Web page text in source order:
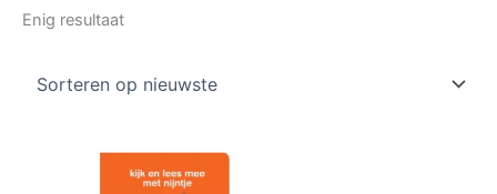
Enig resultaat